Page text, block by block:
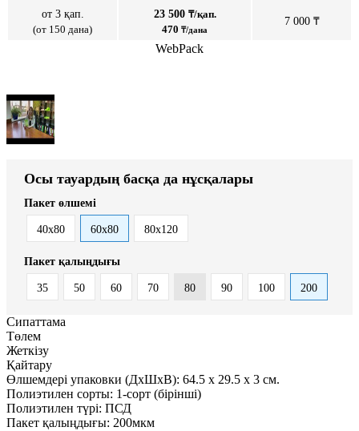
от 3 қап.
(от 150 дана)
23 500 ₸/қап.
470 ₸/дана
7 000 ₸
WebPack
Осы тауардың басқа да нұсқалары
Пакет өлшемі
40x80 60x80 80x120
Пакет қалыңдығы
35 50 60 70 80 90 100 200
Сипаттама
Төлем
Жеткізу
Қайтару
Өлшемдері упаковки (ДxШxВ): 64.5 x 29.5 x 3 см.
Полиэтилен сорты: 1-сорт (бірінші)
Полиэтилен түрі: ПСД
Пакет қалыңдығы: 200мкм